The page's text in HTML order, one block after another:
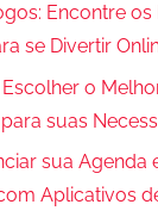
Encontre os
se Divertir
o
suas
sua Agenda
Aplicativos